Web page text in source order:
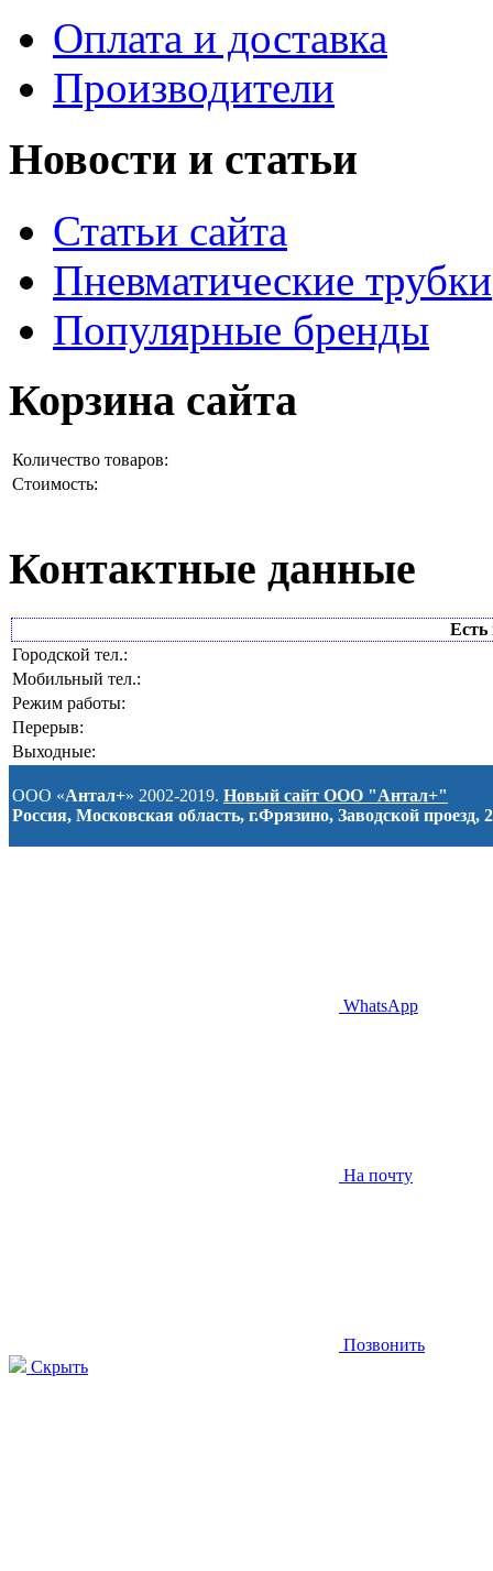
Оплата и доставка
Производители
Новости и статьи
Статьи сайта
Пневматические трубки
Популярные бренды
Корзина сайта
Количество товаров:
Стоимость:
Контактные данные
Есть
Городской тел.:
Мобильный тел.:
Режим работы:
Перерыв:
Выходные:
ООО «Антал+» 2002-2019. Новый сайт ООО "Антал+"
Россия, Московская область, г.Фрязино, Заводской проезд, 2
WhatsApp
На почту
Позвонить
Скрыть